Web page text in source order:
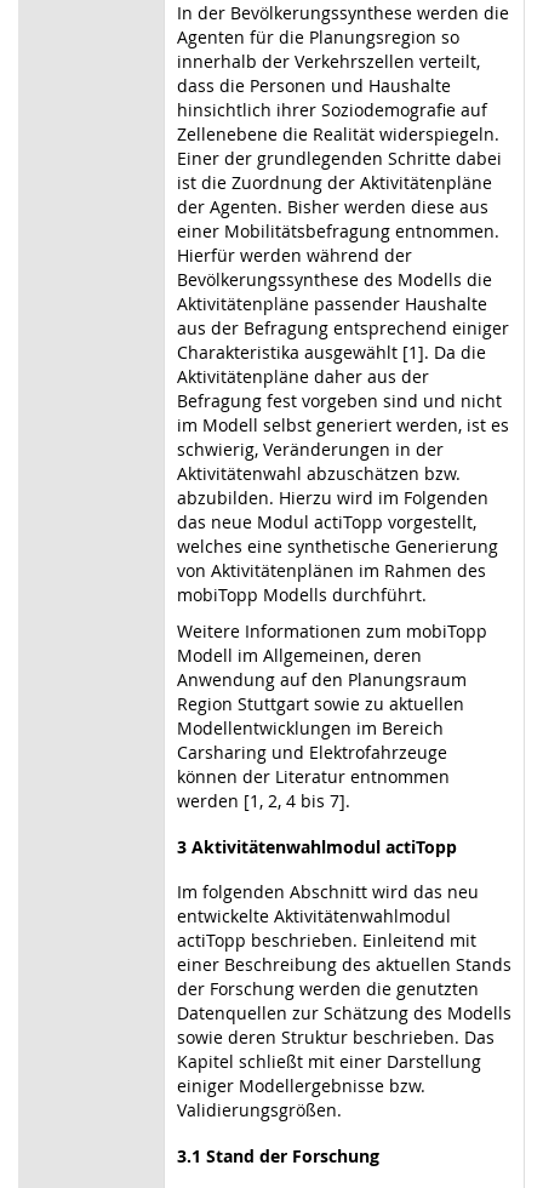
In der Bevölkerungssynthese werden die
Agenten für die Planungsregion so
innerhalb der Verkehrszellen verteilt,
dass die Personen und Haushalte
hinsichtlich ihrer Soziodemografie auf
Zellenebene die Realität widerspiegeln.
Einer der grundlegenden Schritte dabei
ist die Zuordnung der Aktivitätenpläne
der Agenten. Bisher werden diese aus
einer Mobilitätsbefragung entnommen.
Hierfür werden während der
Bevölkerungssynthese des Modells die
Aktivitätenpläne passender Haushalte
aus der Befragung entsprechend einiger
Charakteristika ausgewählt [1]. Da die
Aktivitätenpläne daher aus der
Befragung fest vorgeben sind und nicht
im Modell selbst generiert werden, ist es
schwierig, Veränderungen in der
Aktivitätenwahl abzuschätzen bzw.
abzubilden. Hierzu wird im Folgenden
das neue Modul actiTopp vorgestellt,
welches eine synthetische Generierung
von Aktivitätenplänen im Rahmen des
mobiTopp Modells durchführt.
Weitere Informationen zum mobiTopp
Modell im Allgemeinen, deren
Anwendung auf den Planungsraum
Region Stuttgart sowie zu aktuellen
Modellentwicklungen im Bereich
Carsharing und Elektrofahrzeuge
können der Literatur entnommen
werden [1, 2, 4 bis 7].
3 Aktivitätenwahlmodul actiTopp
Im folgenden Abschnitt wird das neu
entwickelte Aktivitätenwahlmodul
actiTopp beschrieben. Einleitend mit
einer Beschreibung des aktuellen Stands
der Forschung werden die genutzten
Datenquellen zur Schätzung des Modells
sowie deren Struktur beschrieben. Das
Kapitel schließt mit einer Darstellung
einiger Modellergebnisse bzw.
Validierungsgrößen.
3.1 Stand der Forschung